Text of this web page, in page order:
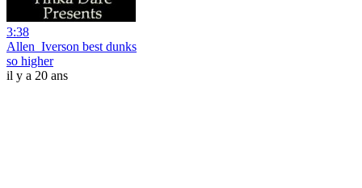
3:38
Allen_Iverson best dunks
so higher
il y a 20 ans